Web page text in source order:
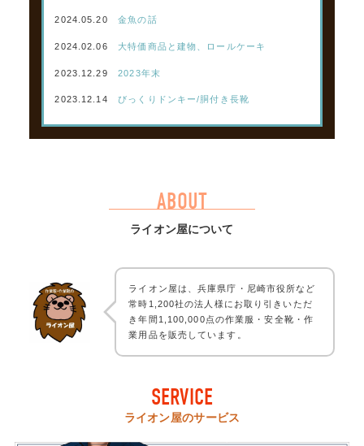
2024.05.20 金魚の話
2024.02.06 大特価商品と建物、ロールケーキ
2023.12.29 2023年末
2023.12.14 びっくりドンキー/胴付き長靴
ABOUT
ライオン屋について
ライオン屋は、兵庫県庁・尼崎市役所など
常時1,200社の法人様にお取り引きいただ
き年間1,100,000点の作業服・安全靴・作
業用品を販売しています。
SERVICE
ライオン屋のサービス